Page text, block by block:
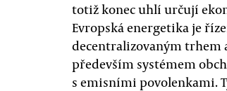
totiž konec uhlí určují
Evropská energetika je
decentralizovaným trhem
především systémem
s emisními povolenkami.